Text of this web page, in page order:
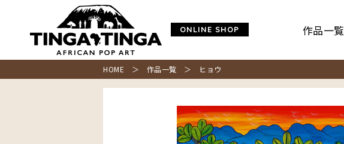
ONLINE SHOP 作品一覧
HOME ＞ 作品一覧 ＞ ヒョウ